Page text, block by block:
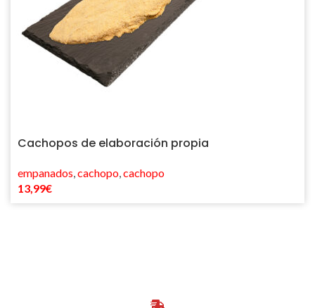
Cachopos de elaboración propia
empanados,cachopo,cachopo
13,99€